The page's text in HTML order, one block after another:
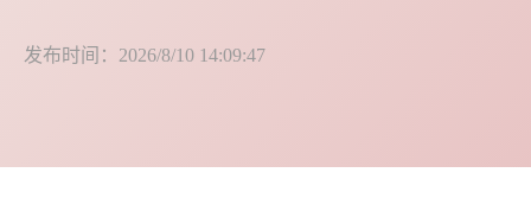
发布时间：2026/8/10 14:09:47